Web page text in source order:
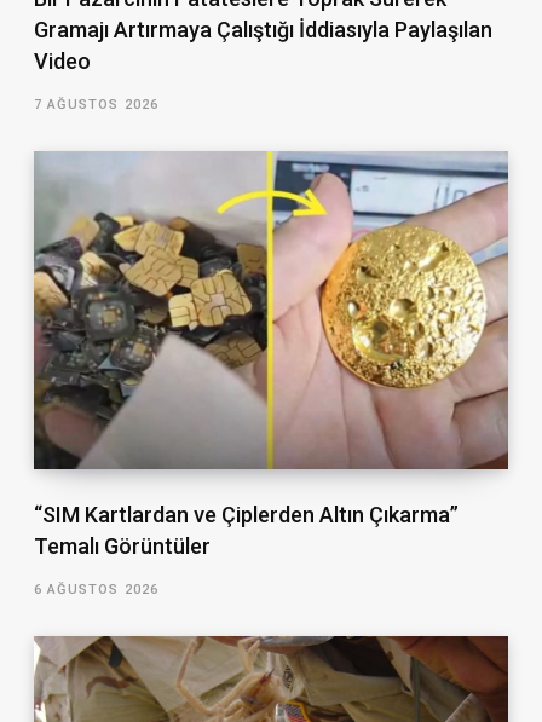
Gramajı Artırmaya Çalıştığı İddiasıyla Paylaşılan
Video
7 AĞUSTOS 2026
“SIM Kartlardan ve Çiplerden Altın Çıkarma”
Temalı Görüntüler
6 AĞUSTOS 2026